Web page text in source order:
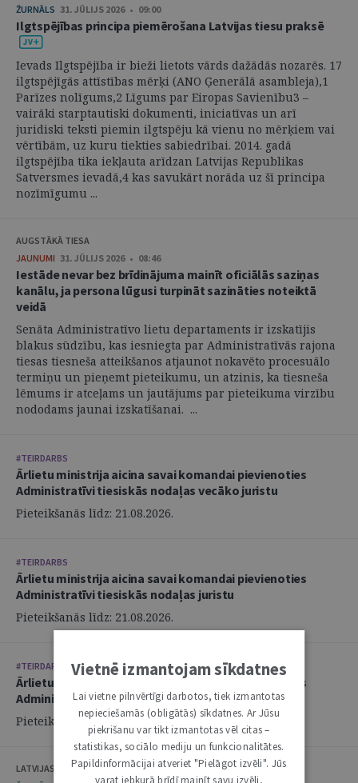
ŽURNĀLS 31. JŪLIJS 2026 • 09:00
Ilgtspējības principa piemērošana Latvijas tiesu praksē
Ievads Ilgtspējība ir bieži lietots vārds dažādās nozarēs. 17
ilgtspējīgās attīstības mērķi (ANO Ģenerālā asambleja),1
Parīzes nolīgums,2 Līgums par Eiropas Savienību3 –
vairāki starptautiski dokumenti, iniciatīvas un arī
juridiski teksti piemin ilgtspēju kā vienu no mērķiem vai
vērtībām, uz kuru tiekties sabiedrībai. 2014. gadā
ilgtspējība tika iekļauta arīdzan Latvijas Republikas
Satversmes ievadā,4 kas savukārt norāda uz šī principa
nozīmīgumu ...
AUGSTĀKĀ TIESA
JAUNUMI 31. JŪLIJS 2026 • 08:46
Iestāde nevar bez brīdinājuma mainīt oficiālās saziņas
kanālu, ja persona lūgusi turpināt sazināties noteiktā
veidā
Senāta Administratīvo lietu departaments ir izskatījis
blakus sūdzību, kas iesniegta par Administratīvās rajona
tiesas tiesneša atteikšanos atjaunot nokavēto procesuālo
termiņu un pieņemt pieteikumu, un atzinis, ka tiesneša
lēmums ir atceļams un jautājums par pieteikuma virzību
nododams jaunai izskatīšanai. ...
#TEIRDARBS
Ārlietu ministrija aicina savai komandai pievienoties
Administratīvi tiesiskās nodaļas vecāko juristu
Pieteikšanās līdz: 21.08.2026.
#TEIRDARBS
Ārlietu ministrija aicina savai komandai pievienoties
Administratīvi tiesiskās nodaļas juristu
Pieteikšanās līdz: 21.08.2026.
#TEIRDARBS
Ārlietu ministrija aicina savai komandai pievienoties
Administratīvi tiesiskās nodaļas juristu
Pieteikšanās līdz: 21.08.2026.
LATVIJAS ZVĒRINĀTU ADVOKĀTU PADOME
Vietnē izmantojam sīkdatnes
Lai vietne pilnvērtīgi darbotos, tiek izmantotas
nepieciešamās (obligātās) sīkdatnes. Ar Jūsu
piekrišanu var tikt izmantotas vēl citas –
statistikas, sociālo mediju un funkcionalitātes.
Papildinformācijai atveriet "Pielāgot izvēli". Jūs
varat jebkurā brīdī mainīt savu izvēli,